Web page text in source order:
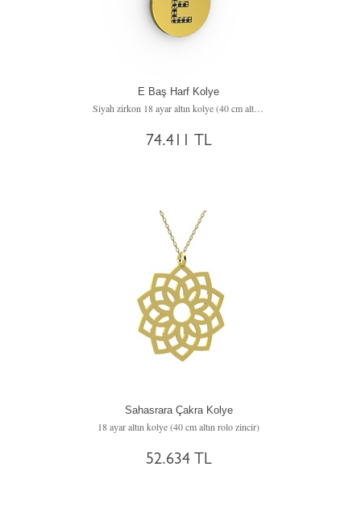
E Baş Harf Kolye
Siyah zirkon 18 ayar altın kolye (40 cm altın rolo zincir)
74.411 TL
Sahasrara Çakra Kolye
18 ayar altın kolye (40 cm altın rolo zincir)
52.634 TL